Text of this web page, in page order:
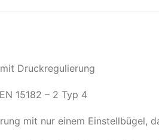
mit Druckregulierung
15182 – 2 Typ 4
mit nur einem Einstellbügel,